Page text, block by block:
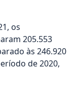
os
205.553
às 246.920
de 2020,